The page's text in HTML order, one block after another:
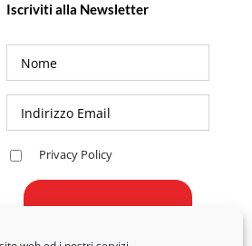
Iscriviti alla Newsletter
Privacy Policy